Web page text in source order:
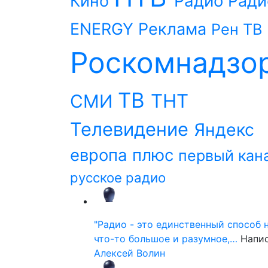
ENERGY Реклама Рен ТВ
СМИ ТВ ТНТ
Телевидение Яндекс
европа плюс первый
русское радио
"Радио - это единственный способ
что-то большое и разумное,…
Алексей Волин